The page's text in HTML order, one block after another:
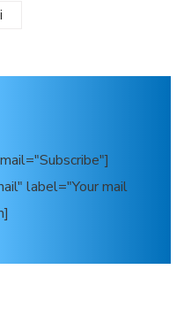
label="Your mail